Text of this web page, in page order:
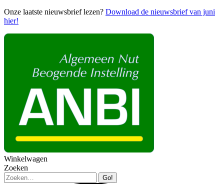
Onze laatste nieuwsbrief lezen? Download de nieuwsbrief van juni
hier!
Winkelwagen
Zoeken
Zoeken: